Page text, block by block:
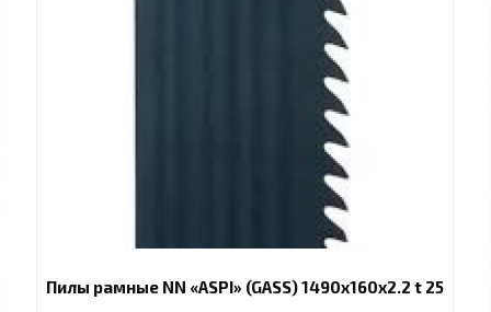
Пилы рамные NN «ASPI» (GASS) 1490x160x2.2 t 25